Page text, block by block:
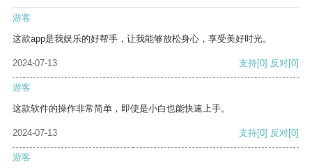
游客
这款app是我娱乐的好帮手，让我能够放松身心，享受美好时光。
2024-07-13 支持[0] 反对[0]
游客
这款软件的操作非常简单，即使是小白也能快速上手。
2024-07-13 支持[0] 反对[0]
游客